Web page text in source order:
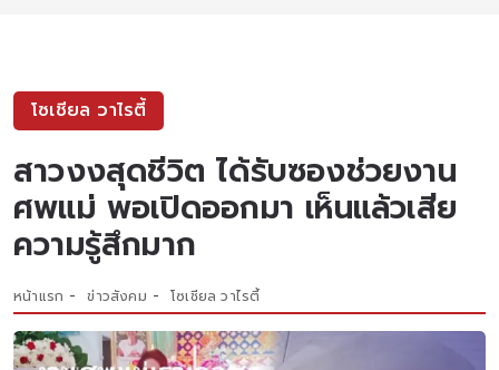
โซเชียล วาไรตี้
สาวงงสุดชีวิต ได้รับซองช่วยงาน
ศพแม่ พอเปิดออกมา เห็นแล้วเสีย
ความรู้สึกมาก
หน้าแรก ข่าวสังคม โซเชียล วาไรตี้